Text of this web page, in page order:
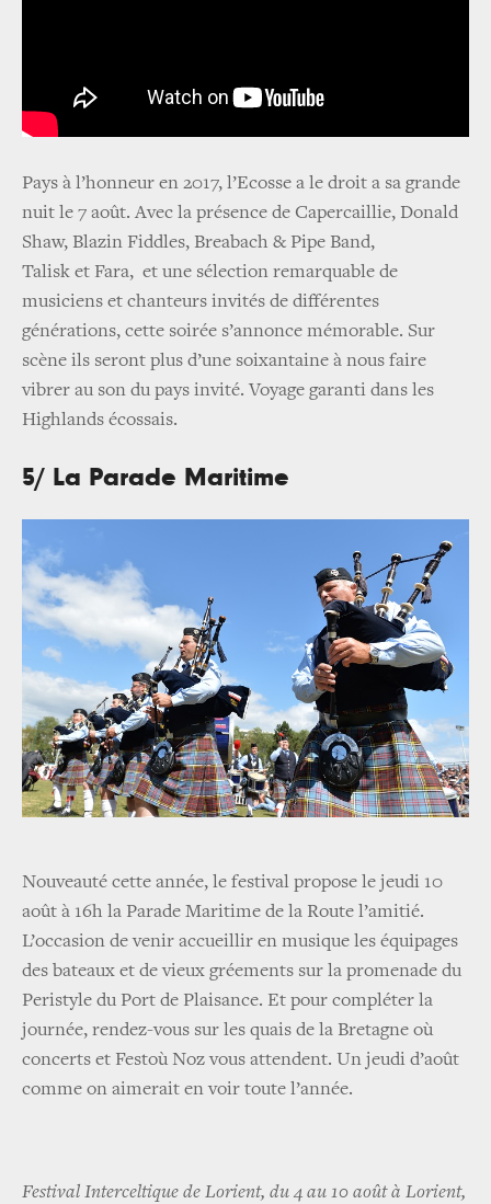
Pays à l’honneur en 2017, l’Ecosse a le droit a sa grande
nuit le 7 août. Avec la présence de Capercaillie, Donald
Shaw, Blazin Fiddles, Breabach & Pipe Band,
Talisk et Fara, et une sélection remarquable de
musiciens et chanteurs invités de différentes
générations, cette soirée s’annonce mémorable. Sur
scène ils seront plus d’une soixantaine à nous faire
vibrer au son du pays invité. Voyage garanti dans les
Highlands écossais.
5/ La Parade Maritime
Nouveauté cette année, le festival propose le jeudi 10
août à 16h la Parade Maritime de la Route l’amitié.
L’occasion de venir accueillir en musique les équipages
des bateaux et de vieux gréements sur la promenade du
Peristyle du Port de Plaisance. Et pour compléter la
journée, rendez-vous sur les quais de la Bretagne où
concerts et Festoù Noz vous attendent. Un jeudi d’août
comme on aimerait en voir toute l’année.
Festival Interceltique de Lorient, du 4 au 10 août à Lorient,